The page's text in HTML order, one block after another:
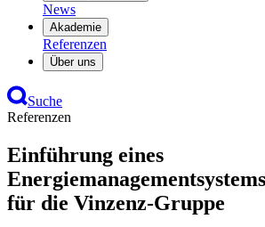
News
Akademie
Referenzen
Über uns
Suche
Referenzen
Einführung eines
für die Vinzenz-Gruppe